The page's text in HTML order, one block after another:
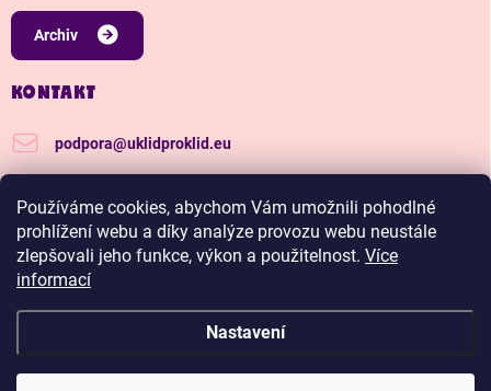
Používáme cookies, abychom Vám umožnili pohodlné
prohlížení webu a díky analýze provozu webu neustále
zlepšovali jeho funkce, výkon a použitelnost. Více
informací
Nastavení
Archiv
KONTAKT
podpora@uklidproklid.eu
Další tipy a triky, jak na úklid pro klid
uklidproklid/
Copyright 2026Úklid pro klid. Všechna práva vyhrazena.Upravit nastavení